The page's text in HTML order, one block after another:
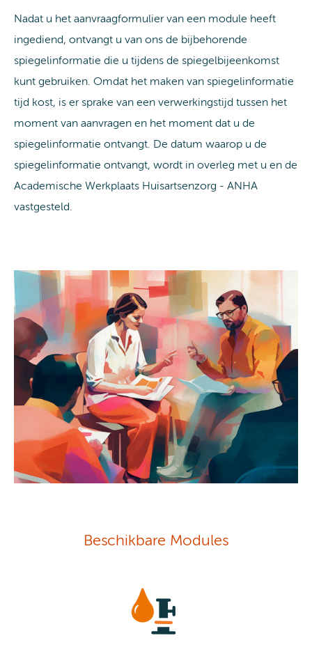
Nadat u het aanvraagformulier van een module heeft
ingediend, ontvangt u van ons de bijbehorende
spiegelinformatie die u tijdens de spiegelbijeenkomst
kunt gebruiken. Omdat het maken van spiegelinformatie
tijd kost, is er sprake van een verwerkingstijd tussen het
moment van aanvragen en het moment dat u de
spiegelinformatie ontvangt. De datum waarop u de
spiegelinformatie ontvangt, wordt in overleg met u en de
Academische Werkplaats Huisartsenzorg - ANHA
vastgesteld.
Beschikbare Modules